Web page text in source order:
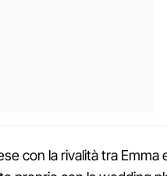
con la rivalità tra Emma